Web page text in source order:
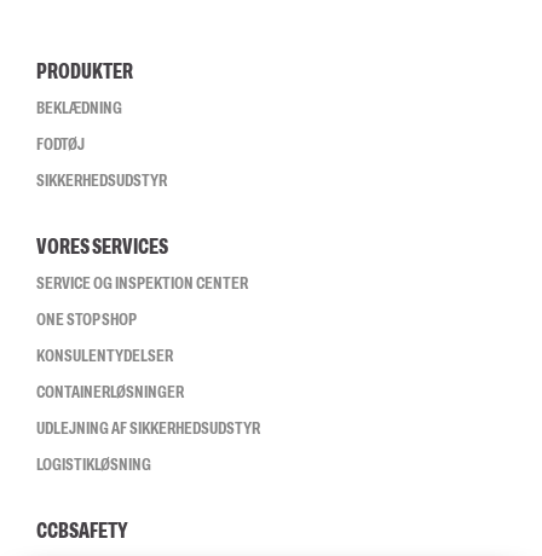
PRODUKTER
BEKLÆDNING
FODTØJ
SIKKERHEDSUDSTYR
VORES SERVICES
SERVICE OG INSPEKTION CENTER
ONE STOP SHOP
KONSULENTYDELSER
CONTAINERLØSNINGER
UDLEJNING AF SIKKERHEDSUDSTYR
LOGISTIKLØSNING
CCBSAFETY